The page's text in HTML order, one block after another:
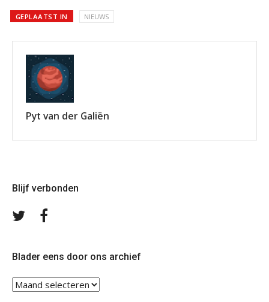
GEPLAATST IN NIEUWS
Pyt van der Galiën
Blijf verbonden
Volg
Blader eens door ons archief
Blader
eens